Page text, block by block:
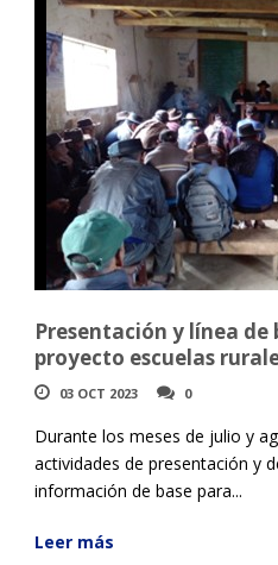
Presentación y línea de
proyecto escuelas
03 OCT 2023 0
Durante los meses de julio y
actividades de presentación y
información de base para...
Leer más